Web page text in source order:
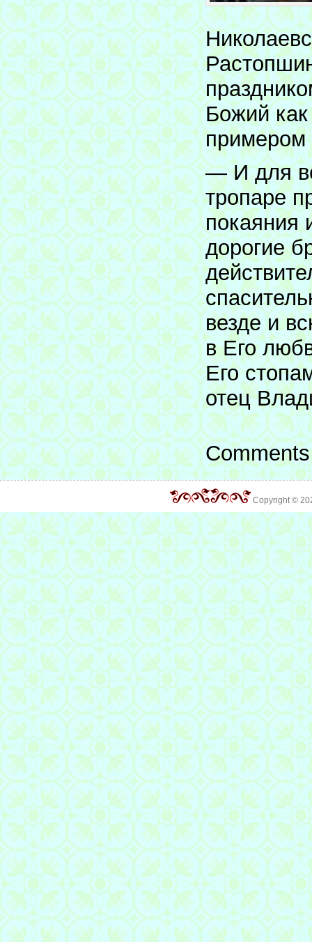
Божий
примером
— И для
тропаре
покаяния
дорогие
везде и
в Его
Его
отец
Copyright ©